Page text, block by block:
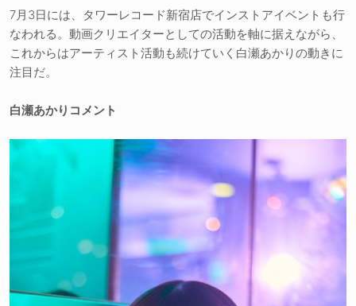
7月3日には、タワーレコード新宿店でインストアイベントも行
なわれる。動画クリエイターとしての活動を軸に据えながら、
これからはアーティスト活動も続けていく白瀬あかりの動きに
注目だ。
白瀬あかりコメント